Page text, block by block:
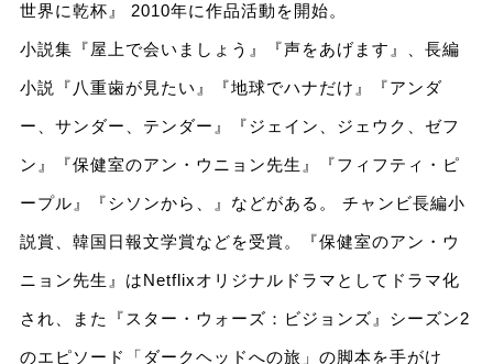
世界に乾杯』 2010年に作品活動を開始。
小説集『屋上で会いましょう』『声をあげます』、長編
小説『八重歯が見たい』『地球でハナだけ』『アンダ
ー、サンダー、テンダー』『ジェイン、ジェウク、ゼフ
ン』『保健室のアン・ウニョン先生』『フィフティ・ピ
ープル』『シソンから、』などがある。 チャンビ長編小
説賞、韓国日報文学賞などを受賞。『保健室のアン・ウ
ニョン先生』はNetflixオリジナルドラマとしてドラマ化
され、また『スター・ウォーズ：ビジョンズ』シーズン2
のエピソード「ダークヘッドへの旅」の脚本を手がけ